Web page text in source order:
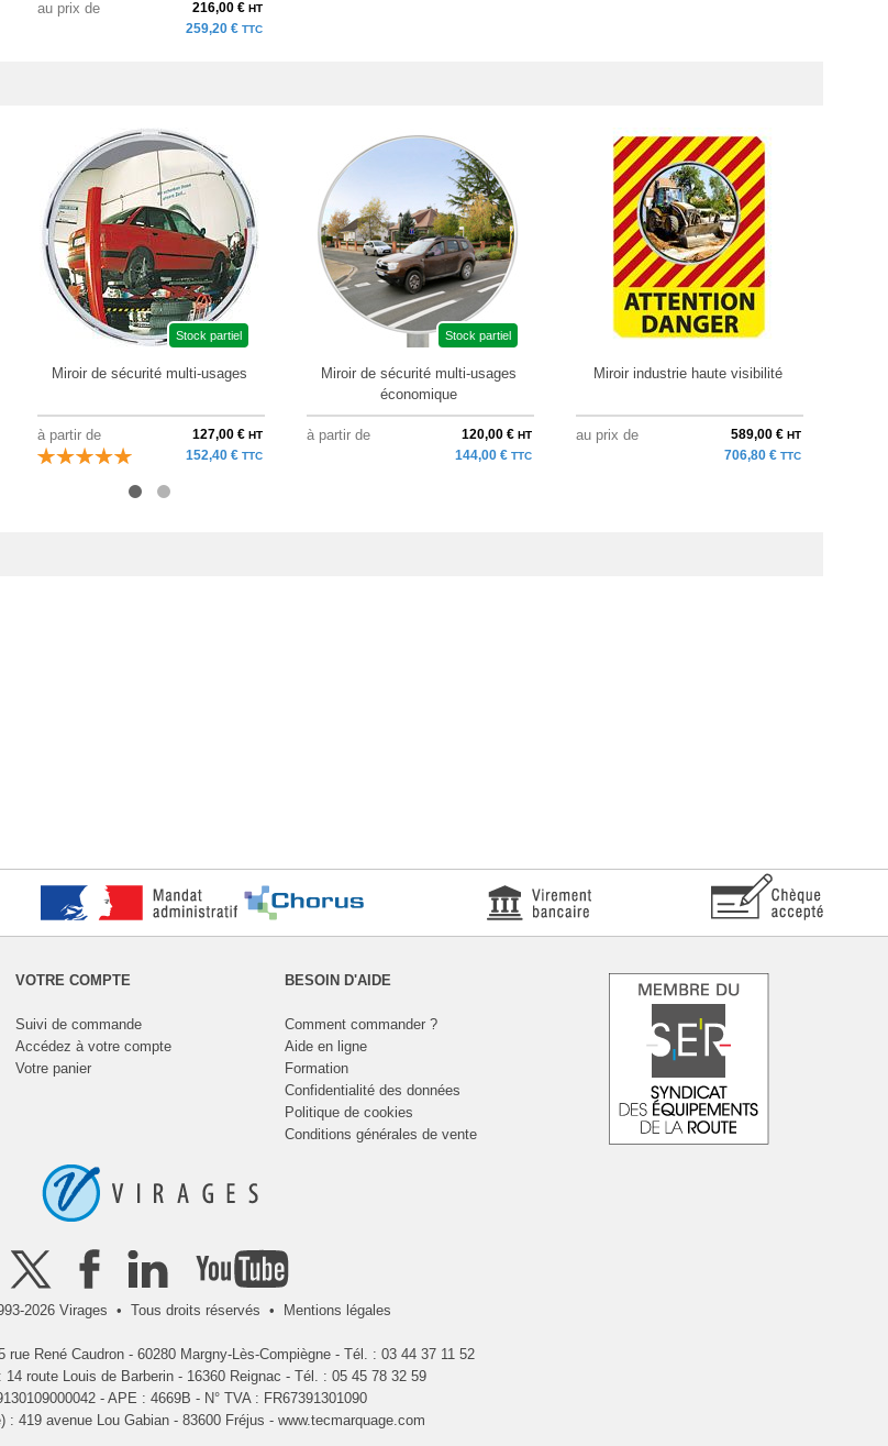
au prix de 216,00 € HT
259,20 € TTC
Stock partiel
Miroir de sécurité multi-usages
à partir de 127,00 € HT
152,40 € TTC
Stock partiel
Miroir de sécurité multi-usages
économique
à partir de 120,00 € HT
144,00 € TTC
Miroir industrie haute visibilité
au prix de 589,00 € HT
706,80 € TTC
VOTRE COMPTE
Suivi de commande
Accédez à votre compte
Votre panier
BESOIN D'AIDE
Comment commander ?
Aide en ligne
Formation
Confidentialité des données
Politique de cookies
Conditions générales de vente
2026 Virages • Tous droits réservés • Mentions légales
René Caudron - 60280 Margny-Lès-Compiègne - Tél. : 03 44 37 11 52
route Louis de Barberin - 16360 Reignac - Tél. : 05 45 78 32 59
- APE : 4669B - N° TVA : FR67391301090
: 419 avenue Lou Gabian - 83600 Fréjus - www.tecmarquage.com